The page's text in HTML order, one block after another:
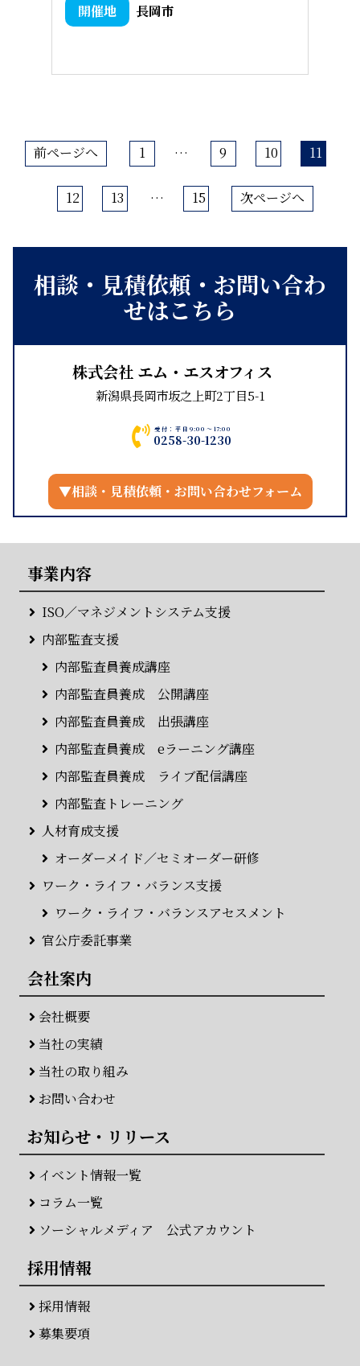
長岡市
前ページへ 1 … 9 10 11
12 13 … 15 次ページへ
相談・見積依頼・お問い合わ
せはこちら
株式会社 エム・エスオフィス
新潟県長岡市坂之上町2丁目5-1
0258-30-1230
受付：平日9:00～17:00
▼相談・見積依頼・お問い合わせフォーム
事業内容
ISO／マネジメントシステム支援
内部監査支援
内部監査員養成講座
内部監査員養成 公開講座
内部監査員養成 出張講座
内部監査員養成 eラーニング講座
内部監査員養成 ライブ配信講座
内部監査トレーニング
人材育成支援
オーダーメイド／セミオーダー研修
ワーク・ライフ・バランス支援
ワーク・ライフ・バランスアセスメント
官公庁委託事業
会社案内
会社概要
当社の実績
当社の取り組み
お問い合わせ
お知らせ・リリース
イベント情報一覧
コラム一覧
ソーシャルメディア 公式アカウント
採用情報
採用情報
募集要項